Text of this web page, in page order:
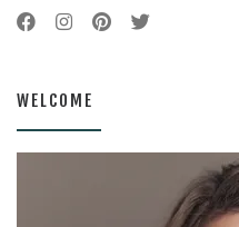
WELCOME